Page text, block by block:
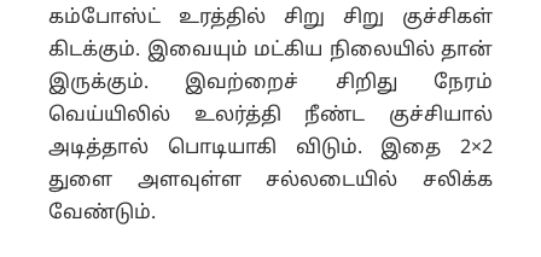
கம்போஸ்ட் உரத்தில் சிறு சிறு குச்சிகள்
கிடக்கும். இவையும் மட்கிய நிலையில் தான்
இருக்கும். இவற்றைச் சிறிது நேரம்
வெய்யிலில் உலர்த்தி நீண்ட குச்சியால்
அடித்தால் பொடியாகி விடும். இதை 2×2
துளை அளவுள்ள சல்லடையில் சலிக்க
வேண்டும்.